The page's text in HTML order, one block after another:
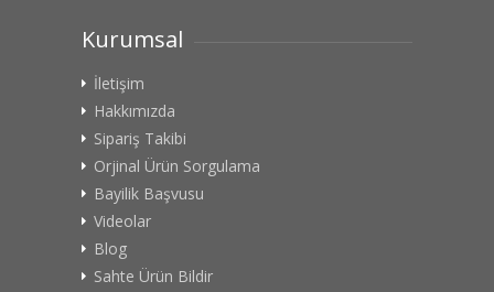
Kurumsal
İletişim
Hakkımızda
Sipariş Takibi
Orjinal Ürün Sorgulama
Bayilik Başvusu
Videolar
Blog
Sahte Ürün Bildir